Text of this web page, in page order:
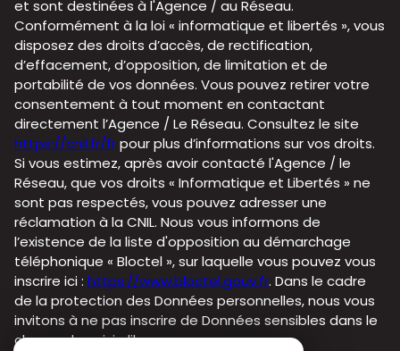
et sont destinées à l'Agence / au Réseau.
Conformément à la loi « informatique et libertés », vous
disposez des droits d’accès, de rectification,
d’effacement, d’opposition, de limitation et de
portabilité de vos données. Vous pouvez retirer votre
consentement à tout moment en contactant
directement l’Agence / Le Réseau. Consultez le site
https://cnil.fr/frpour plus d’informations sur vos droits.
Si vous estimez, après avoir contacté l'Agence / le
Réseau, que vos droits « Informatique et Libertés » ne
sont pas respectés, vous pouvez adresser une
réclamation à la CNIL. Nous vous informons de
l’existence de la liste d'opposition au démarchage
téléphonique « Bloctel », sur laquelle vous pouvez vous
inscrire ici : https://www.bloctel.gouv.fr. Dans le cadre
de la protection des Données personnelles, nous vous
invitons à ne pas inscrire de Données sensibles dans le
champ de saisie libre.